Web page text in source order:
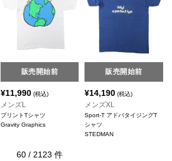
販売開始前
¥11,990(税込)
メンズL
プリントTシャツ
Gravity Graphics
販売開始前
¥14,190 (税込)
メンズXL
Sport-T アドバタイジングT
シャツ
STEDMAN
60 / 2123 件